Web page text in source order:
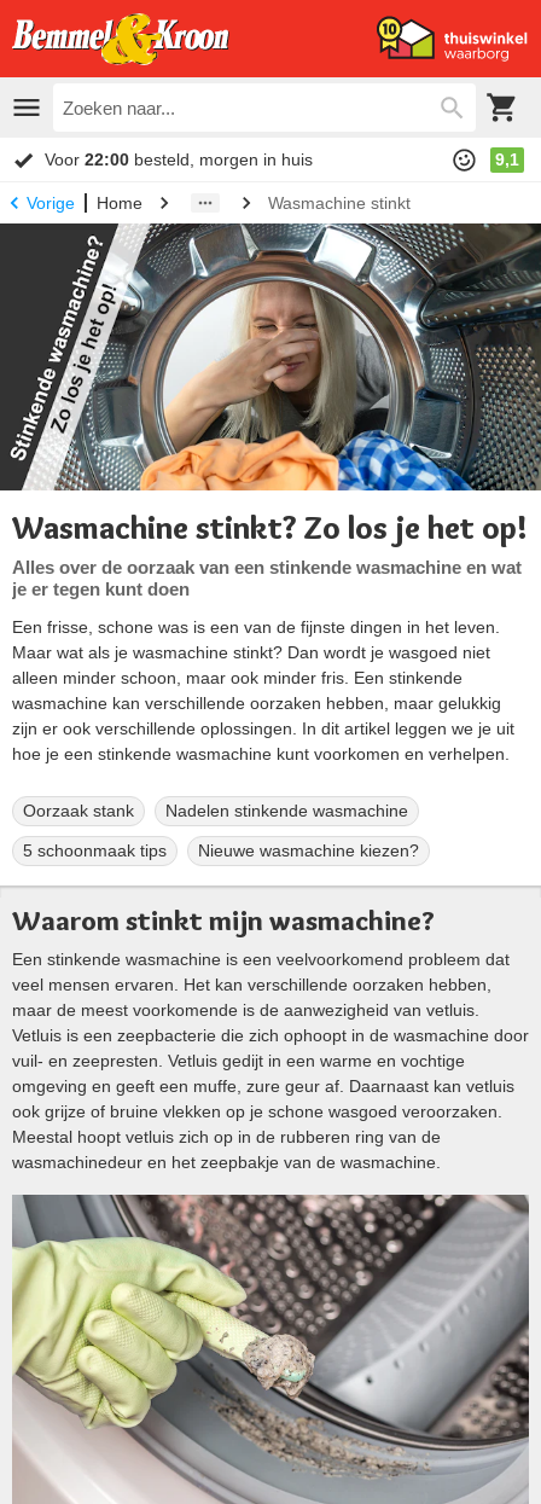
Voor 22:00 besteld, morgen in huis 9,1
Vorige Home Wasmachine stinkt
Wasmachine stinkt? Zo los je het op!
Alles over de oorzaak van een stinkende wasmachine en wat
je er tegen kunt doen
Een frisse, schone was is een van de fijnste dingen in het leven.
Maar wat als je wasmachine stinkt? Dan wordt je wasgoed niet
alleen minder schoon, maar ook minder fris. Een stinkende
wasmachine kan verschillende oorzaken hebben, maar gelukkig
zijn er ook verschillende oplossingen. In dit artikel leggen we je uit
hoe je een stinkende wasmachine kunt voorkomen en verhelpen.
Oorzaak stank Nadelen stinkende wasmachine
5 schoonmaak tips Nieuwe wasmachine kiezen?
Waarom stinkt mijn wasmachine?
Een stinkende wasmachine is een veelvoorkomend probleem dat
veel mensen ervaren. Het kan verschillende oorzaken hebben,
maar de meest voorkomende is de aanwezigheid van vetluis.
Vetluis is een zeepbacterie die zich ophoopt in de wasmachine door
vuil- en zeepresten. Vetluis gedijt in een warme en vochtige
omgeving en geeft een muffe, zure geur af. Daarnaast kan vetluis
ook grijze of bruine vlekken op je schone wasgoed veroorzaken.
Meestal hoopt vetluis zich op in de rubberen ring van de
wasmachinedeur en het zeepbakje van de wasmachine.